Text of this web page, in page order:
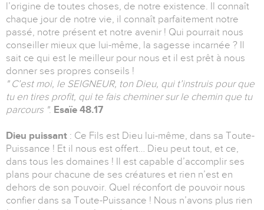
l’origine de toutes choses, de notre existence. Il connaît
chaque jour de notre vie, il connaît parfaitement notre
passé, notre présent et notre avenir ! Qui pourrait nous
conseiller mieux que lui-même, la sagesse incarnée ? Il
sait ce qui est le meilleur pour nous et il est prêt à nous
donner ses propres conseils !
" C’est moi, le SEIGNEUR, ton Dieu, qui t’instruis pour que
tu en tires profit, qui te fais cheminer sur le chemin que tu
parcours ". Esaïe 48.17
Dieu puissant : Ce Fils est Dieu lui-même, dans sa Toute-
Puissance ! Et il nous est offert… Dieu peut tout, et ce,
dans tous les domaines ! Il est capable d’accomplir ses
plans pour chacune de ses créatures et rien n’est en
dehors de son pouvoir. Quel réconfort de pouvoir nous
confier dans sa Toute-Puissance ! Nous n’avons plus rien